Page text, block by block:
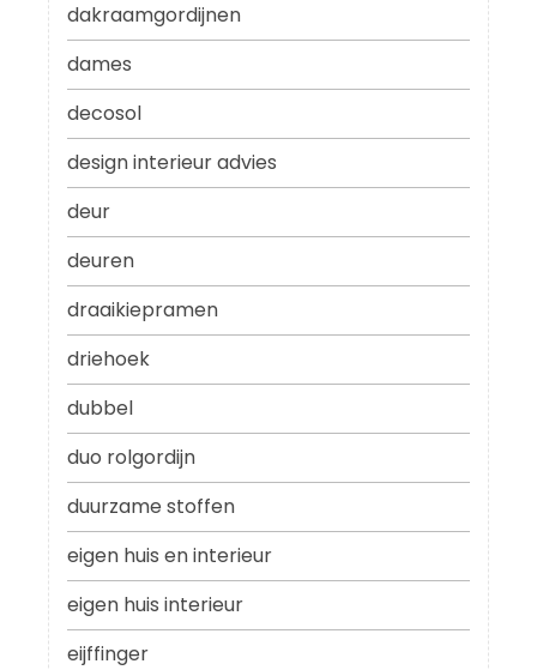
dakraamgordijnen
dames
decosol
design interieur advies
deur
deuren
draaikiepramen
driehoek
dubbel
duo rolgordijn
duurzame stoffen
eigen huis en interieur
eigen huis interieur
eijffinger